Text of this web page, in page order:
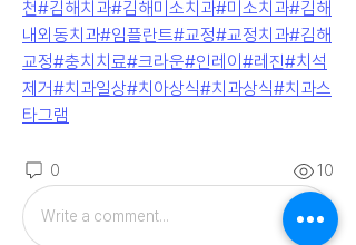
천#김해치과#김해미소치과#미소치과#김해
내외동치과#임플란트#교정#교정치과#김해
교정#충치치료#크라운#인레이#레진#치석
제거#치과일상#치아상식#치과상식#치과스
타그램
0 10
Write a comment...